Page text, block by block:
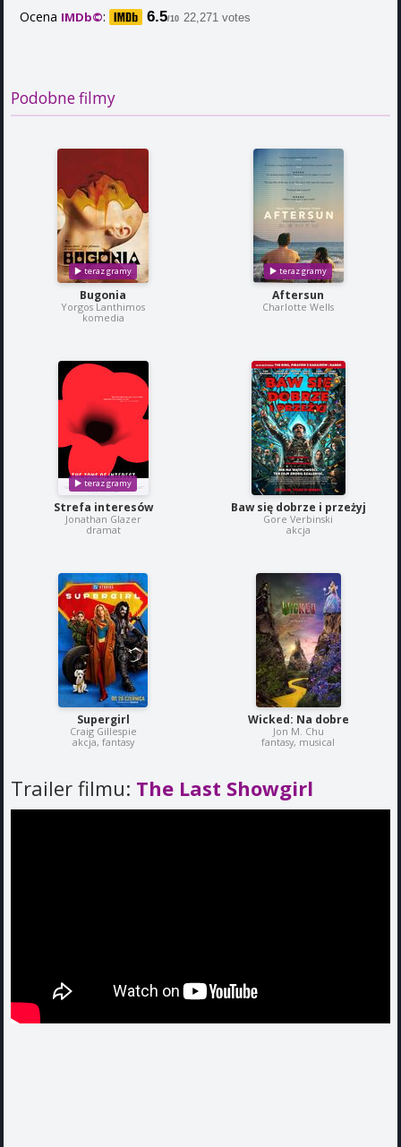
Ocena IMDb©: 6.5/10 22,271 votes
Podobne filmy
Bugonia
Yorgos Lanthimos
komedia
Aftersun
Charlotte Wells
Strefa interesów
Jonathan Glazer
dramat
Baw się dobrze i przeżyj
Gore Verbinski
akcja
Supergirl
Craig Gillespie
akcja, fantasy
Wicked: Na dobre
Jon M. Chu
fantasy, musical
Trailer filmu: The Last Showgirl